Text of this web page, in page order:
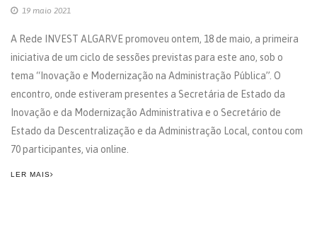
19 maio 2021
A Rede INVEST ALGARVE promoveu ontem, 18 de maio, a primeira
iniciativa de um ciclo de sessões previstas para este ano, sob o
tema “Inovação e Modernização na Administração Pública”. O
encontro, onde estiveram presentes a Secretária de Estado da
Inovação e da Modernização Administrativa e o Secretário de
Estado da Descentralização e da Administração Local, contou com
70 participantes, via online.
LER MAIS